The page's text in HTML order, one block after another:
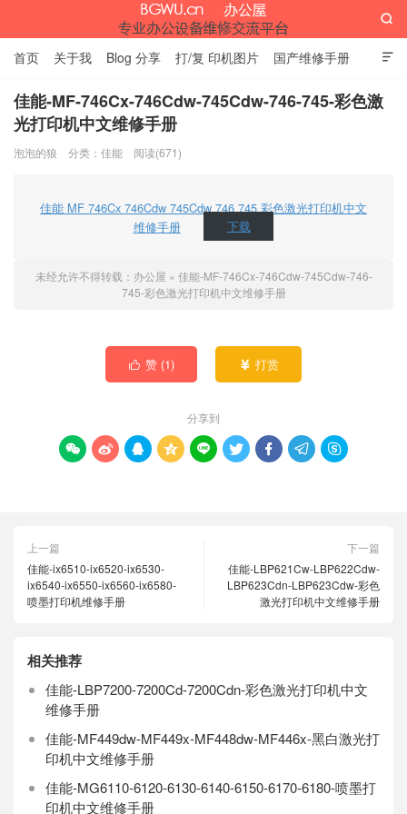
办公屋

首页 关于我 Blog 分享 打/复 印机图片 国产维修手册
外资维修手册 伊萨网址大全 办公设备网页名片 留言板

佳能-MF-746Cx-746Cdw-745Cdw-746-745-彩色激
光打印机中文维修手册
泡泡的狼 分类： 佳能 阅读(671)
佳能 MF 746Cx 746Cdw 745Cdw 746 745 彩色激光打印机中文
维修手册
下载
未经允许不得转载： 办公屋 » 佳能-MF-746Cx-746Cdw-745Cdw-746-
745-彩色激光打印机中文维修手册
 赞 (1)  打赏
分享到
        
上一篇
佳能-ix6510-ix6520-ix6530-
ix6540-ix6550-ix6560-ix6580-
喷墨打印机维修手册
下一篇
佳能-LBP621Cw-LBP622Cdw-
LBP623Cdn-LBP623Cdw-彩色
激光打印机中文维修手册
相关推荐
佳能-LBP7200-7200Cd-7200Cdn-彩色激光打印机中文
维修手册
佳能-MF449dw-MF449x-MF448dw-MF446x-黑白激光打
印机中文维修手册
佳能-MG6110-6120-6130-6140-6150-6170-6180-喷墨打
印机中文维修手册